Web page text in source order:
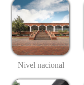
Nivel nacional